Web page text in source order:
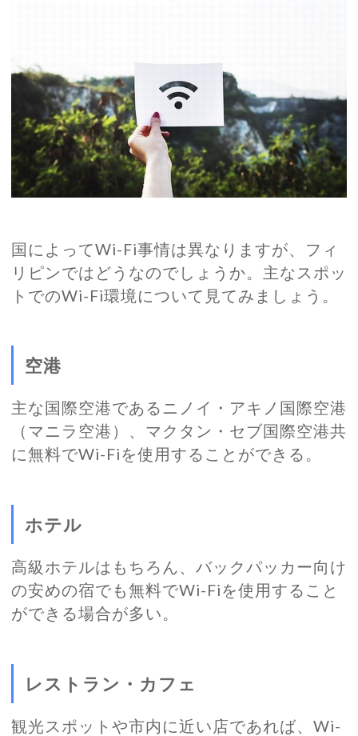
国によってWi-Fi事情は異なりますが、フィ
リピンではどうなのでしょうか。主なスポッ
トでのWi-Fi環境について見てみましょう。
空港
主な国際空港であるニノイ・アキノ国際空港
（マニラ空港）、マクタン・セブ国際空港共
に無料でWi-Fiを使用することができる。
ホテル
高級ホテルはもちろん、バックパッカー向け
の安めの宿でも無料でWi-Fiを使用すること
ができる場合が多い。
レストラン・カフェ
観光スポットや市内に近い店であれば、Wi-